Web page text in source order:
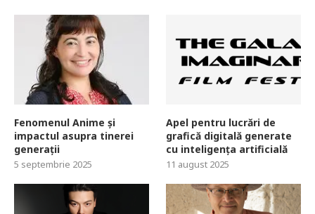
Fenomenul Anime și
impactul asupra tinerei
generații
5 septembrie 2025
Apel pentru lucrări de
grafică digitală generate
cu inteligența artificială
11 august 2025